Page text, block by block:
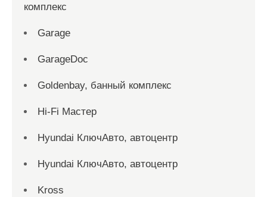
комплекс
Garage
GarageDoc
Goldenbay, банный комплекс
Hi-Fi Мастер
Hyundai КлючАвто, автоцентр
Hyundai КлючАвто, автоцентр
Kross